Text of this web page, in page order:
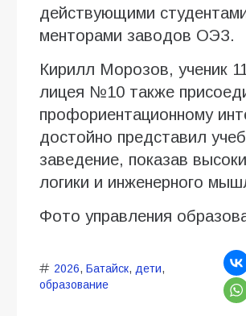
действующими
менторами заводов ОЭЗ.
Кирилл Морозов, ученик
лицея №10 также
профориентационному
достойно представил
заведение, показав
логики и инженерного
Фото управления
2026, Батайск, дети,
образование